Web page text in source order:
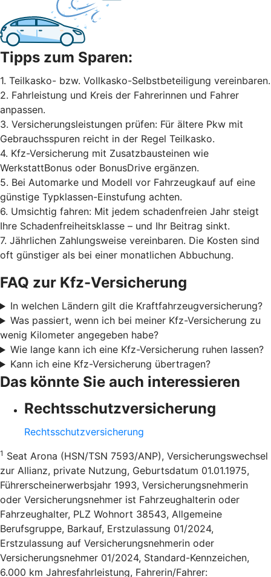
Tipps zum Sparen:
1. Teilkasko- bzw. Vollkasko-Selbstbeteiligung vereinbaren.
2. Fahrleistung und Kreis der Fahrerinnen und Fahrer
anpassen.
3. Versicherungsleistungen prüfen: Für ältere Pkw mit
Gebrauchsspuren reicht in der Regel Teilkasko.
4. Kfz-Versicherung mit Zusatzbausteinen wie
WerkstattBonus oder BonusDrive ergänzen.
5. Bei Automarke und Modell vor Fahrzeugkauf auf eine
günstige Typklassen-Einstufung achten.
6. Umsichtig fahren: Mit jedem schadenfreien Jahr steigt
Ihre Schadenfreiheitsklasse – und Ihr Beitrag sinkt.
7. Jährlichen Zahlungsweise vereinbaren. Die Kosten sind
oft günstiger als bei einer monatlichen Abbuchung.
FAQ zur Kfz-Versicherung
In welchen Ländern gilt die Kraftfahrzeugversicherung?
Was passiert, wenn ich bei meiner Kfz-Versicherung zu
wenig Kilometer angegeben habe?
Wie lange kann ich eine Kfz-Versicherung ruhen lassen?
Kann ich eine Kfz-Versicherung übertragen?
Das könnte Sie auch interessieren
Rechtsschutzversicherung
Rechtsschutzversicherung
1 Seat Arona (HSN/TSN 7593/ANP), Versicherungswechsel
zur Allianz, private Nutzung, Geburtsdatum 01.01.1975,
Führerscheinerwerbsjahr 1993, Versicherungsnehmerin
oder Versicherungsnehmer ist Fahrzeughalterin oder
Fahrzeughalter, PLZ Wohnort 38543, Allgemeine
Berufsgruppe, Barkauf, Erstzulassung 01/2024,
Erstzulassung auf Versicherungsnehmerin oder
Versicherungsnehmer 01/2024, Standard-Kennzeichen,
6.000 km Jahresfahrleistung, Fahrerin/Fahrer: